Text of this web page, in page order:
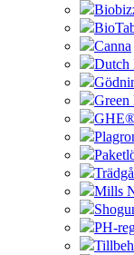
Canna
Dutch
Green
Mills
PH-